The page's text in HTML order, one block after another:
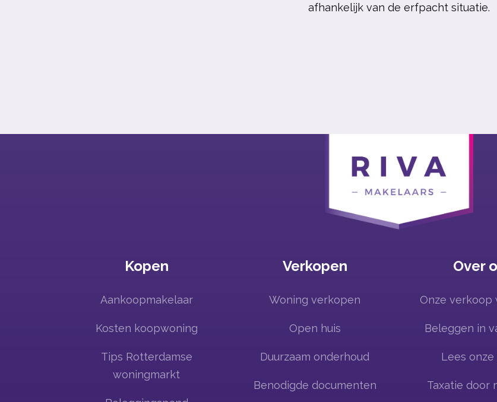
afhankelijk van de erfpacht situatie.
Kopen
Aankoopmakelaar
Kosten koopwoning
Tips Rotterdamse
woningmarkt
Verkopen
Woning verkopen
Open huis
Duurzaam onderhoud
Benodigde documenten
Over
Onze verkoop
Beleggen in
Lees
Taxatie door